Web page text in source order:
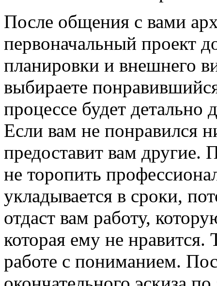
После общения с вами
первоначальный проект
планировки и внешнего
выбираете
процессе будет детально
Если вам не понравился
предоставит вам
не торопить
укладывается в сроки,
отдаст вам работу,
которая ему не нравится.
работе с пониманием.